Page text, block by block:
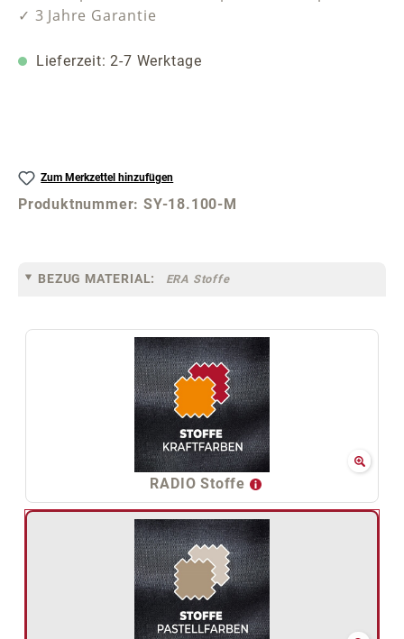
✓ 3 Jahre Garantie
Lieferzeit: 2-7 Werktage
Zum Merkzettel hinzufügen
Produktnummer:SY-18.100-M
BEZUG MATERIAL: ERA Stoffe
RADIO Stoffe